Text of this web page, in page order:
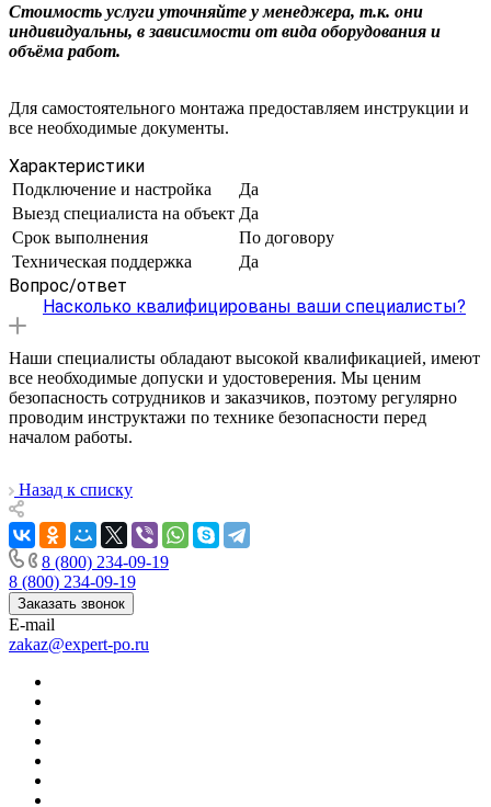
Стоимость услуги уточняйте у менеджера, т.к. они
индивидуальны, в зависимости от вида оборудования и
объёма работ.
Для самостоятельного монтажа предоставляем инструкции и
все необходимые документы.
Характеристики
Подключение и настройка
Да
Выезд специалиста на объект Да
Срок выполнения
По договору
Техническая поддержка
Да
Вопрос/ответ
Насколько квалифицированы ваши специалисты?
Наши специалисты обладают высокой квалификацией, имеют
все необходимые допуски и удостоверения. Мы ценим
безопасность сотрудников и заказчиков, поэтому регулярно
проводим инструктажи по технике безопасности перед
началом работы.
Назад к списку
8 (800) 234-09-19
8 (800) 234-09-19
Заказать звонок
E-mail
zakaz@expert-po.ru